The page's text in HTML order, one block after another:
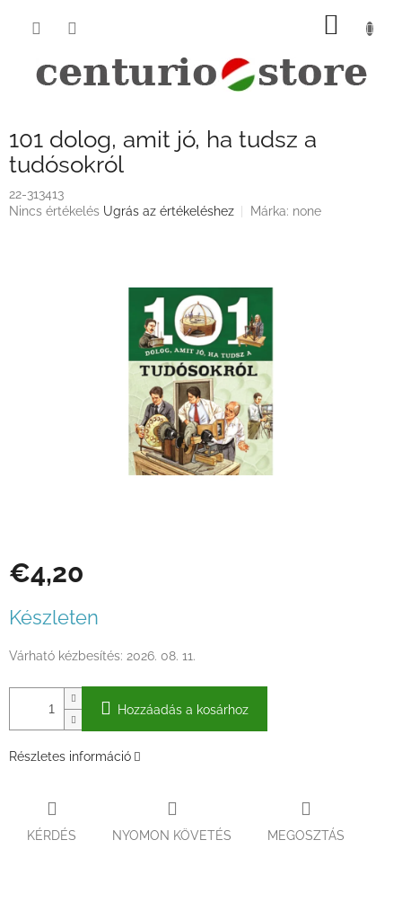
KOSÁR
101 dolog, amit jó, ha tudsz a
tudósokról
22-313413
A
Nincs értékelés Ugrás az értékeléshez Márka: none
€4,20
Készleten
Várható kézbesítés: 2026. 08. 11.
Hozzáadás a kosárhoz
Részletes információ
KÉRDÉS NYOMON KÖVETÉS MEGOSZTÁS